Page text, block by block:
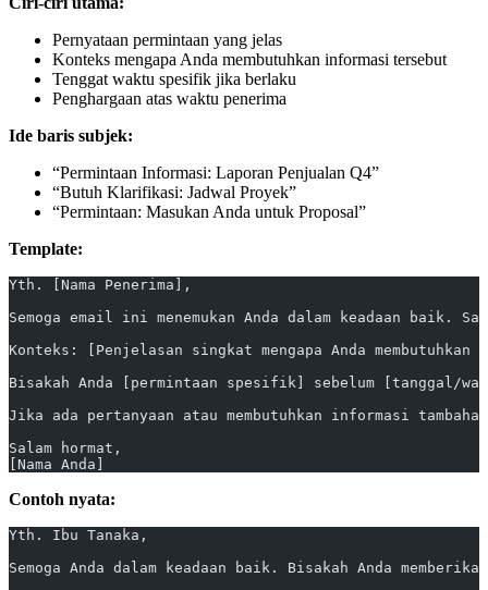
Pernyataan permintaan yang jelas
Konteks mengapa Anda membutuhkan informasi tersebut
Tenggat waktu spesifik jika berlaku
Penghargaan atas waktu penerima
Ide baris subjek:
“Permintaan Informasi: Laporan Penjualan Q4”
“Butuh Klarifikasi: Jadwal Proyek”
“Permintaan: Masukan Anda untuk Proposal”
Template:
Yth. [Nama Penerima],
Semoga email ini menemukan Anda dalam keadaan baik.
Konteks: [Penjelasan singkat mengapa Anda
Bisakah Anda [permintaan spesifik] sebelum [tanggal/
Jika ada pertanyaan atau membutuhkan informasi
Salam hormat,
[Nama Anda]
Contoh nyata:
Yth. Ibu Tanaka,
Semoga Anda dalam keadaan baik. Bisakah Anda